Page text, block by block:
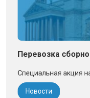
Перевозка
Специальная акция
Новости